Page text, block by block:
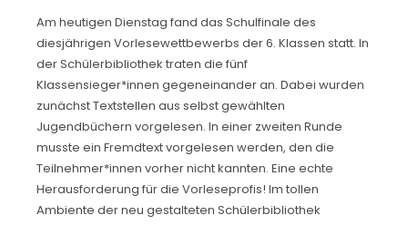
Am heutigen Dienstag fand das Schulfinale des
diesjährigen Vorlesewettbewerbs der 6. Klassen statt. In
der Schülerbibliothek traten die fünf
Klassensieger*innen gegeneinander an. Dabei wurden
zunächst Textstellen aus selbst gewählten
Jugendbüchern vorgelesen. In einer zweiten Runde
musste ein Fremdtext vorgelesen werden, den die
Teilnehmer*innen vorher nicht kannten. Eine echte
Herausforderung für die Vorleseprofis! Im tollen
Ambiente der neu gestalteten Schülerbibliothek